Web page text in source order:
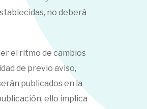
no deberá
el ritmo de cambios
de previo aviso,
publicados en la
ello implica